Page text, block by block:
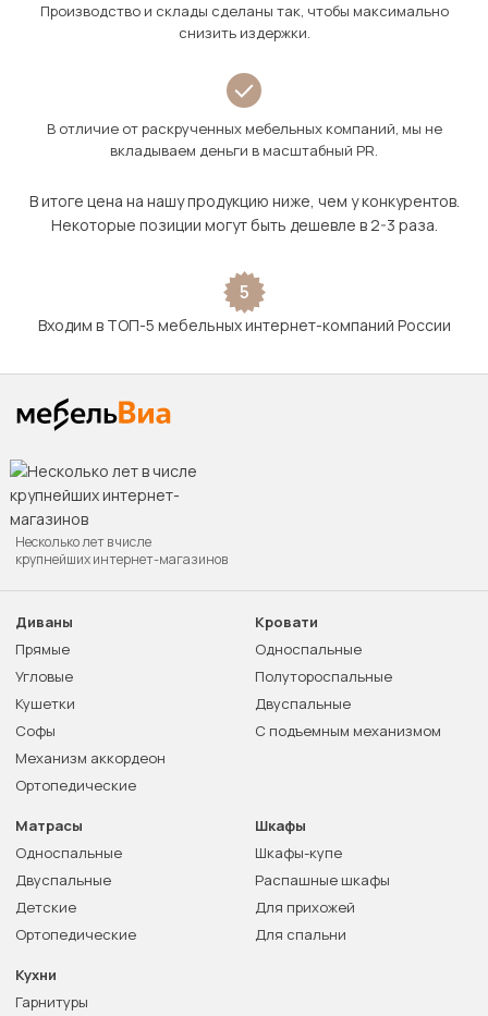
Производство и склады сделаны так, чтобы максимально
снизить издержки.
В отличие от раскрученных мебельных компаний, мы не
вкладываем деньги в масштабный PR.
В итоге цена на нашу продукцию ниже, чем у конкурентов.
Некоторые позиции могут быть дешевле в 2-3 раза.
5
Входим в ТОП-5 мебельных интернет-компаний России
Несколько лет в числе
крупнейших интернет-магазинов
Диваны
Прямые
Угловые
Кушетки
Софы
Механизм аккордеон
Ортопедические
Кровати
Односпальные
Полутороспальные
Двуспальные
С подъемным механизмом
Матрасы
Односпальные
Двуспальные
Детские
Ортопедические
Шкафы
Шкафы-купе
Распашные шкафы
Для прихожей
Для спальни
Кухни
Гарнитуры